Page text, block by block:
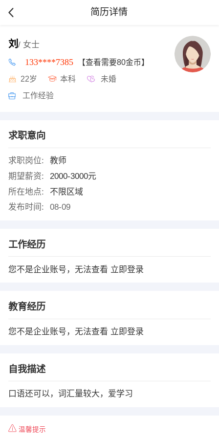
简历详情
刘 / 女士
133****7385 【查看需要80金币】
22岁 本科 未婚
工作经验
求职意向
求职岗位:
教师
期望薪资:
2000-3000元
所在地点:
不限区域
发布时间:
08-09
工作经历
您不是企业账号，无法查看 立即登录
教育经历
您不是企业账号，无法查看 立即登录
自我描述
口语还可以，词汇量较大，爱学习
温馨提示